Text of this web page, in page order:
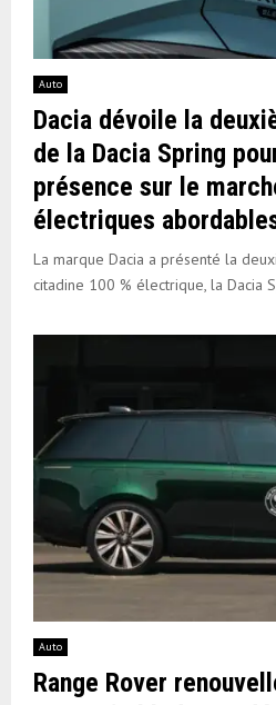
Auto
Dacia dévoile la
de la Dacia Spring
présence sur le
électriques
La marque Dacia a présenté la
citadine 100 % électrique, la Dacia
Auto
Range Rover